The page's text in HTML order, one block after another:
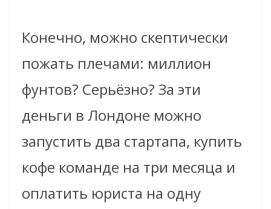
Конечно, можно скептически
пожать плечами: миллион
фунтов? Серьёзно? За эти
деньги в Лондоне можно
запустить два стартапа, купить
кофе команде на три месяца и
оплатить юриста на одну